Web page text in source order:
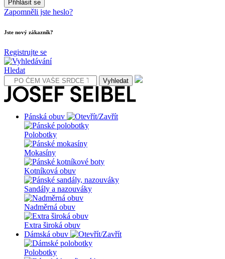
Zapomněli jste heslo?
Jste nový zákazník?
Registrujte se
Hledat
Pánská obuv
Polobotky
Mokasíny
Kotníková obuv
Sandály a nazouváky
Nadměrná obuv
Extra široká obuv
Dámská obuv
Polobotky